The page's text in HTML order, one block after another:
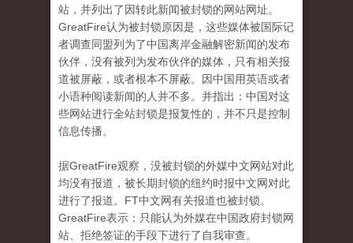
站，并列出了因转此新闻被封锁的网站网址。
GreatFire认为被封锁原因是，这些媒体被国际记
者调查同盟列为了中国离岸金融解密新闻的发布
伙伴，没有被列为发布伙伴的媒体，只有相关报
道被屏蔽，或者根本不屏蔽。因中国用英语或者
小语种阅读新闻的人并不多。并指出：中国对这
些网站进行全站封锁是报复性的，并不只是控制
信息传播。
据GreatFire观察，没被封锁的外媒中文网站对此
均没有报道，被长期封锁的纽约时报中文网对此
进行了报道。FT中文网有关报道也被封锁。
GreatFire表示：只能认为外媒在中国政府封锁网
站、拒绝签证的手段下进行了自我审查。